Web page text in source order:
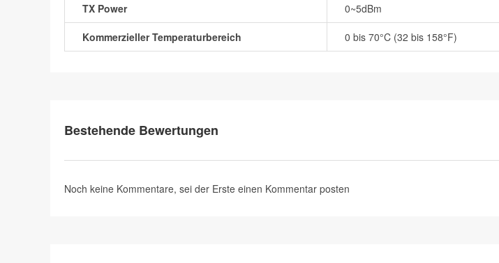
TX Power 0~5dBm
Kommerzieller Temperaturbereich 0 bis 70°C (32 bis 158°F)
Bestehende Bewertungen
Noch keine Kommentare, sei der Erste einen Kommentar posten